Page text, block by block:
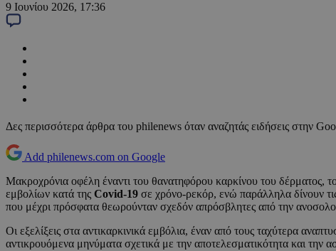
9 Ιουνίου 2026, 17:36
Δες περισσότερα άρθρα του philenews όταν αναζητάς ειδήσεις στην
Add philenews.com on Google
Μακροχρόνια οφέλη έναντι του θανατηφόρου καρκίνου του δέρματος,
εμβολίων κατά της Covid-19 σε χρόνο-ρεκόρ, ενώ παράλληλα δίνουν
που μέχρι πρόσφατα θεωρούνταν σχεδόν απρόσβλητες από την
Οι εξελίξεις στα αντικαρκινικά εμβόλια, έναν από τους ταχύτερα
αντικρουόμενα μηνύματα σχετικά με την αποτελεσματικότητα και την